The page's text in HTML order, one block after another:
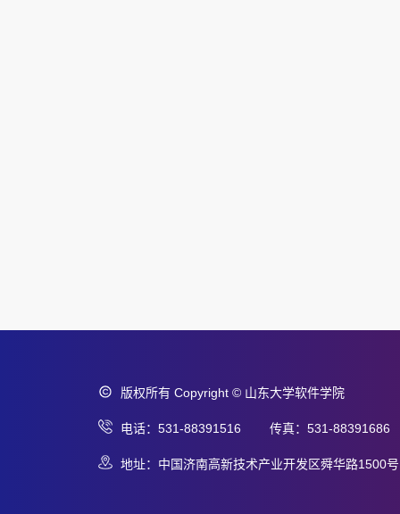
版权所有 Copyright © 山东大学软件学院
电话：531-88391516 传真：531-88391686
地址：中国济南高新技术产业开发区舜华路